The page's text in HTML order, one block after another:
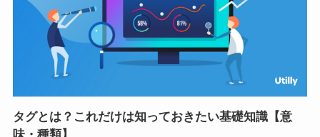
タグとは？これだけは知っておきたい基礎知識【意
味・種類】